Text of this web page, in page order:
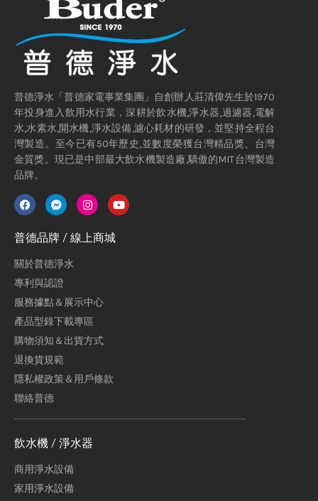
普德淨水「普德家電事業集團」自創辦人莊清偉先生於1970
年投身進入飲用水行業，深耕於飲水機,淨水器,過濾器,電解
水,水素水,開水機,淨水設備,濾心耗材的研發，並堅持全程台
灣製造。至今已有50年歷史,並數度榮獲台灣精品獎、台灣
金質獎。現已是中部最大飲水機製造廠,驕傲的MIT台灣製造
品牌。
普德品牌 / 線上商城
關於普德淨水
專利與認證
服務據點＆展示中心
產品型錄下載專區
購物須知＆出貨方式
退換貨規範
隱私權政策＆用戶條款
聯絡普德
飲水機 / 淨水器
商用淨水設備
家用淨水設備